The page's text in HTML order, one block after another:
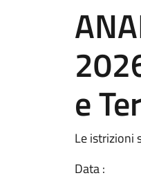
e
Le istrizioni
Data :